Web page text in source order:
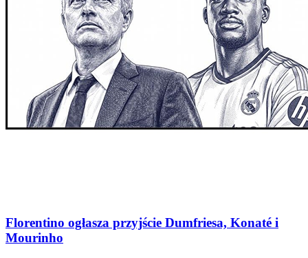
Florentino ogłasza przyjście Dumfriesa, Konaté i
Mourinho